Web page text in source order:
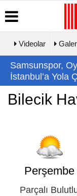
Üye Paneli
Haber
Arşivi
Gazete
Arşivi
Videolar
Samsunspor,
İstanbul’a Yola
Bilecik
Perşembe
Parçalı